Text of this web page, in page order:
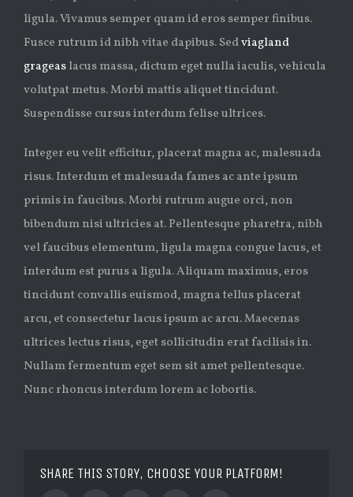
ligula. Vivamus semper quam id eros semper finibus.
Fusce rutrum id nibh vitae dapibus. Sedviagland
grageaslacus massa, dictum eget nulla iaculis, vehicula
volutpat metus. Morbi mattis aliquet tincidunt.
Suspendisse cursus interdum felise ultrices.
Integer eu velit efficitur, placerat magna ac, malesuada
risus. Interdum et malesuada fames ac ante ipsum
primis in faucibus. Morbi rutrum augue orci, non
bibendum nisi ultricies at. Pellentesque pharetra, nibh
vel faucibus elementum, ligula magna congue lacus, et
interdum est purus a ligula. Aliquam maximus, eros
tincidunt convallis euismod, magna tellus placerat
arcu, et consectetur lacus ipsum ac arcu. Maecenas
ultrices lectus risus, eget sollicitudin erat facilisis in.
Nullam fermentum eget sem sit amet pellentesque.
Nunc rhoncus interdum lorem ac lobortis.
SHARE THIS STORY, CHOOSE YOUR PLATFORM!